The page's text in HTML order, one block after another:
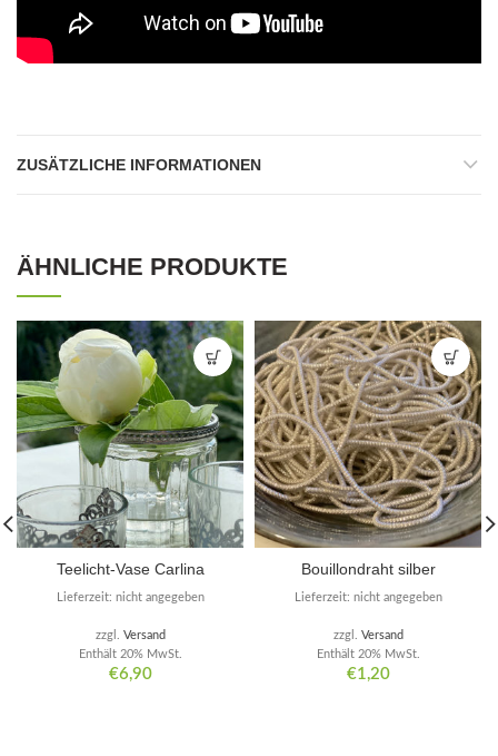
ZUSÄTZLICHE INFORMATIONEN
ÄHNLICHE PRODUKTE
Teelicht-Vase Carlina
€6,90
Enthält 20% MwSt.
zzgl. Versand
Lieferzeit: nicht angegeben
Bouillondraht silber
€1,20
Enthält 20% MwSt.
zzgl. Versand
Lieferzeit: nicht angegeben